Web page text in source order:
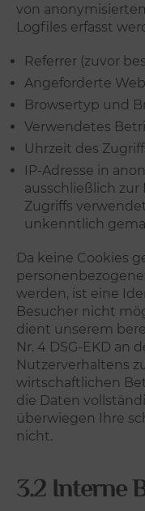
von
Logfiles erfasst
Referrer (zuvor
Angeforderte
Browsertyp und
Verwendetes
Uhrzeit des
IP-Adresse in
ausschließlich zur
Zugriffs
unkenntlich
Da keine Cookies
werden, ist eine
Besucher nicht
dient unserem
Nr. 4 DSG-EKD an
Nutzerverhaltens
wirtschaftlichen
die Daten
überwiegen Ihre
nicht.
3.2 Interne